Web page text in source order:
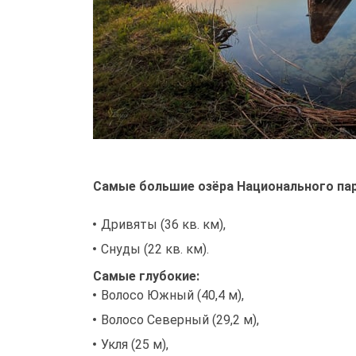
Самые большие озёра Национального
Дривяты (36 кв. км),
Снуды (22 кв. км).
Самые глубокие:
Волосо Южный (40,4 м),
Волосо Северный (29,2 м),
Укля (25 м),